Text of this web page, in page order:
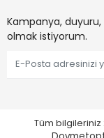
Kampanya,
olmak istiyorum.
Tüm bilgileriniz